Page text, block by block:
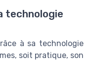
technologie
à sa technologie
soit pratique, son